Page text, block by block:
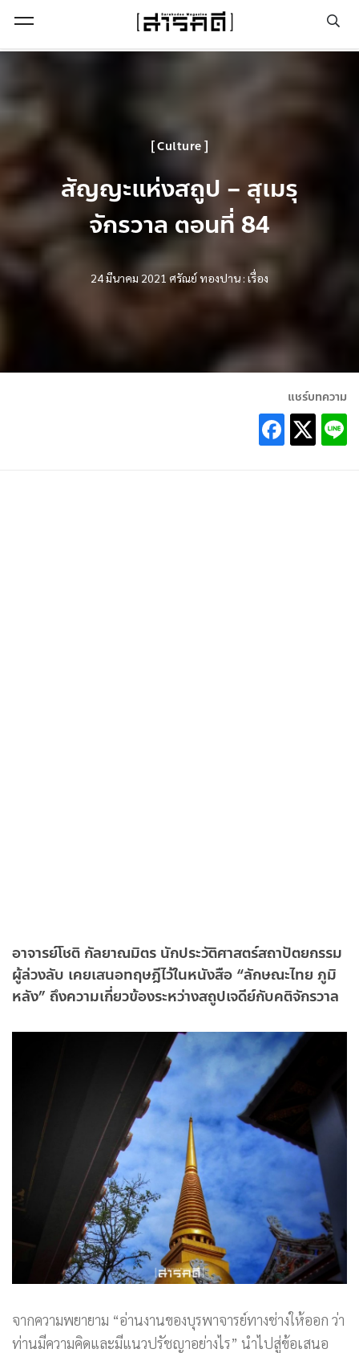
Culture
สัญญะแห่งสถูป – สุเมรุ
จักรวาล ตอนที่ 84
24 มีนาคม 2021 ศรัณย์ ทองปาน : เรื่อง
แชร์บทความ
อาจารย์โชติ กัลยาณมิตร นักประวัติศาสตร์สถาปัตยกรรม
ผู้ล่วงลับ เคยเสนอทฤษฎีไว้ในหนังสือ “ลักษณะไทย ภูมิ
หลัง” ถึงความเกี่ยวข้องระหว่างสถูปเจดีย์กับคติจักรวาล
จากความพยายาม “อ่านงานของบุรพาจารย์ทางช่างให้ออก ว่า
ท่านมีความคิดและมีแนวปรัชญาอย่างไร” นำไปสู่ข้อเสนอ